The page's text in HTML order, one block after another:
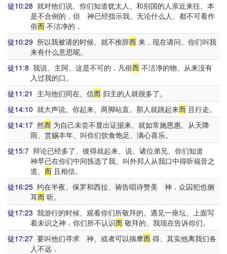
徒10:28 就对他们说、你们知道犹太人、和别国的人亲近来往、本
是不合例的．但 神已经指示我、无论什么人、都不可看作
俗而不洁净的．
徒10:29 所以我被请的时候、就不推辞而 来．现在请问、你们叫我
来有什么意思呢。
徒11:8 我说、主阿、这是不可的．凡俗而 不洁净的物、从来没有
入过我的口。
徒11:21 主与他们同在、信而 归主的人就很多了。
徒14:10 就大声说、你起来、两脚站直。那人就跳起来而 且行走。
徒14:17 然而 为自己未尝不显出证据来、就如常施恩惠、从天降
雨、赏赐丰年、叫你们饮食饱足、满心喜乐。
徒15:7 辩论已经多了、彼得就起来、说、诸位弟兄、你们知道
神早已在你们中间拣选了我、叫外邦人从我口中得听福音之
道、 而且相信。
徒16:25 约在半夜、保罗和西拉、祷告唱诗赞美 神．众囚犯也侧
耳而听。
徒17:23 我游行的时候、观看你们所敬拜的、遇见一座坛、上面写
着未识之神．你们所不认识而敬拜的、我现在告诉你们。
徒17:27 要叫他们寻求 神、或者可以揣摩而 得、其实他离我们各
人不远．